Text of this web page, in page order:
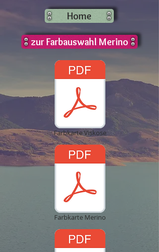
Home
zur Farbauswahl Merino
Farbkarte Viskose
Farbkarte Merino